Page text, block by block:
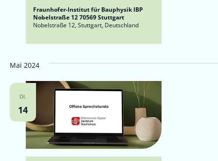
Fraunhofer-Institut für Bauphysik IBP
Nobelstraße 12 70569 Stuttgart
Nobelstraße 12, Stuttgart, Deutschland
Mai 2024
DI.
14